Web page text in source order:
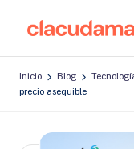
Saltar
contenido
a
c
Inicio Blog
precio asequible